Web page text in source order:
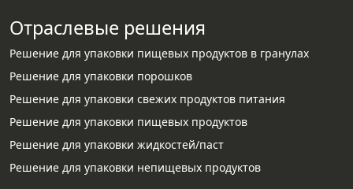
Отраслевые решения
Решение для упаковки пищевых продуктов в гранулах
Решение для упаковки порошков
Решение для упаковки свежих продуктов питания
Решение для упаковки пищевых продуктов
Решение для упаковки жидкостей/паст
Решение для упаковки непищевых продуктов